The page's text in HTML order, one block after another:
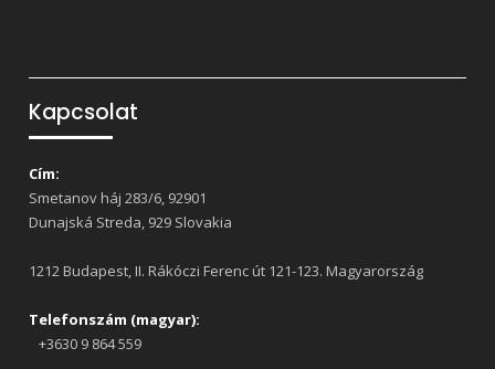
Kapcsolat
Cím:
Smetanov háj 283/6, 92901
Dunajská Streda, 929 Slovakia
1212 Budapest, II. Rákóczi Ferenc út 121-123. Magyarország
Telefonszám (magyar):
+3630 9 864 559